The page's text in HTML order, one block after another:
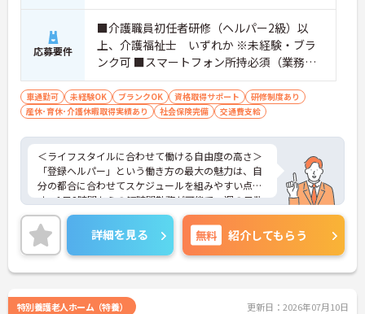
応募要件
■介護職員初任者研修（ヘルパー2級）以
上、介護福祉士 いずれか ※未経験・ブラ
ンク可 ■スマートフォン所持必須（業務に
使用するため） ■普通運転免許必須(AT可)
※自家用車での移動・訪問が必須です
車通勤可 未経験OK ブランクOK 資格取得サポート
研修制度あり
産休･育休･介護休暇取得実績あり
社会保険完備 交通費支給
＜ライフスタイルに合わせて働ける自由度の高さ＞
「登録ヘルパー」という働き方の最大の魅力は、自
分の都合に合わせてスケジュールを組みやすい点で
す。1日3時間からの短時間勤務が可能で、週の日数
や時間帯も相談できます。お子様の学校行事やご家
族の予定を優先したい主婦（夫）の方や、扶養内で
無理なく働きたい方にぴったりです。空いた時間を
有効活用して、プライベートと仕事を両立できる環
境が整っています。
チベーション高く働けるよう、給与面でのメリット
詳細を見る 無料 紹介してもらう
特別養護老人ホーム（特養） 更新日：2026年07月10日